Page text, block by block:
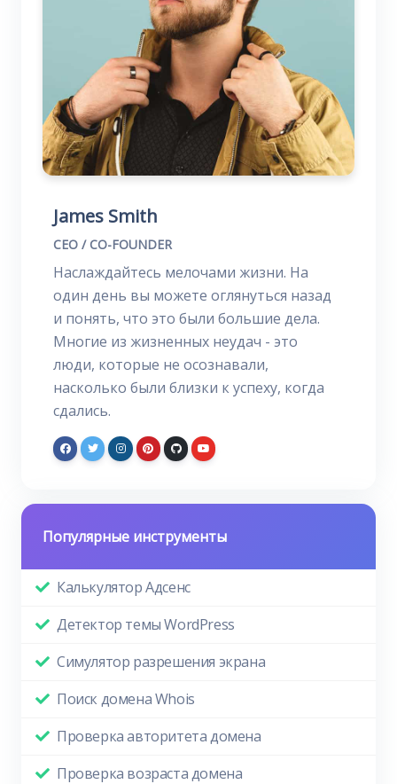
James Smith
CEO / CO-FOUNDER
Наслаждайтесь мелочами жизни. На
один день вы можете оглянуться назад
и понять, что это были большие дела.
Многие из жизненных неудач - это
люди, которые не осознавали,
насколько были близки к успеху, когда
сдались.
Популярные инструменты
Калькулятор Адсенс
Детектор темы WordPress
Симулятор разрешения экрана
Поиск домена Whois
Проверка авторитета домена
Проверка возраста домена